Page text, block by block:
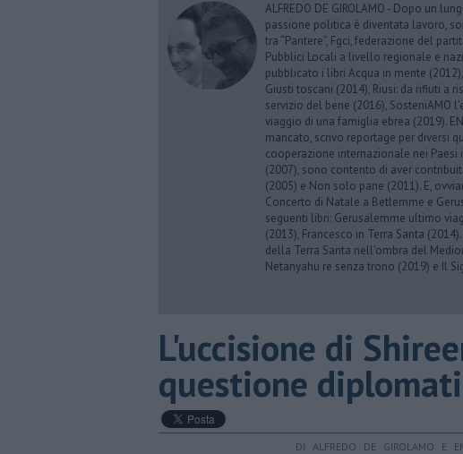
ALFREDO DE GIROLAMO - Dopo un
passione politica è diventata lavoro,
tra “Pantere”, Fgci, federazione del
Pubblici Locali a livello regionale e
pubblicato i libri Acqua in mente
Giusti toscani (2014), Riusi: da rifiuti a
servizio del bene (2016), SosteniAMO
viaggio di una famiglia ebrea (2019).
mancato, scrivo reportage per diversi
cooperazione internazionale nei
(2007), sono contento di aver
(2005) e Non solo pane (2011). E,
Concerto di Natale a Betlemme e
seguenti libri: Gerusalemme ultimo
(2013), Francesco in Terra Santa
della Terra Santa nell'ombra del
Netanyahu re senza trono (2019) e Il
L'uccisione di
questione
DI ALFREDO DE GIROLAMO E